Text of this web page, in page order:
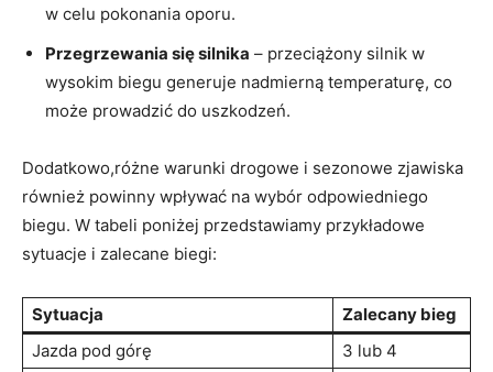
w celu pokonania oporu.
Przegrzewania się silnika – przeciążony silnik w
wysokim biegu generuje nadmierną temperaturę, co
może prowadzić do uszkodzeń.
Dodatkowo,różne warunki drogowe i sezonowe zjawiska
również powinny wpływać na wybór odpowiedniego
biegu. W tabeli poniżej przedstawiamy przykładowe
sytuacje i zalecane biegi:
Sytuacja
Zalecany bieg
Jazda pod górę
3 lub 4